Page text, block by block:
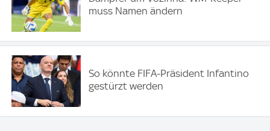
muss Namen ändern
So könnte FIFA-Präsident Infantino
gestürzt werden